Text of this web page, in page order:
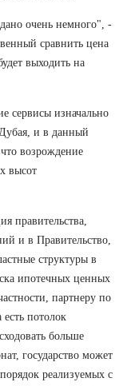
очень немного", -
сравнить цена
выходить на
сервисы изначально
и в данный
возрождение
высот
правительства,
и в Правительство,
структуры в
ипотечных ценных
партнеру по
потолок
больше
государство может
реализуемых с